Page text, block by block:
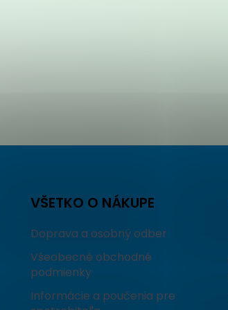
VŠETKO O NÁKUPE
Doprava a osobný odber
Všeobecné obchodné
podmienky
Informácie a poučenia pre